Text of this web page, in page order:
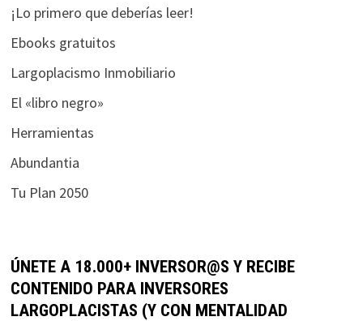
¡Lo primero que deberías leer!
Ebooks gratuitos
Largoplacismo Inmobiliario
El «libro negro»
Herramientas
Abundantia
Tu Plan 2050
ÚNETE A 18.000+ INVERSOR@S Y RECIBE
CONTENIDO PARA INVERSORES
LARGOPLACISTAS (Y CON MENTALIDAD
se usa la web.
Experiencia
nuestra web
funcione lo
mejor posible
durante tu
rechaza estas
desaparecerán
de la web.